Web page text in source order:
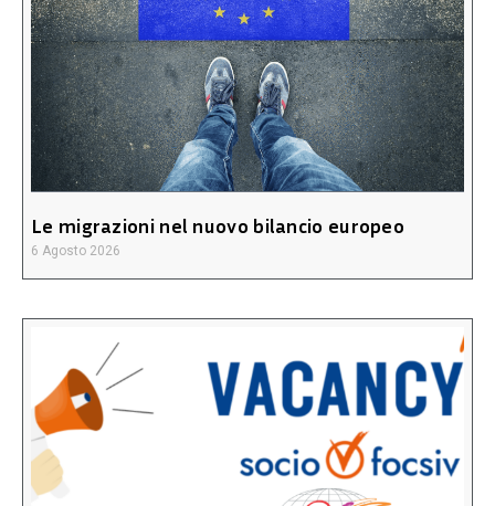
Le migrazioni nel nuovo bilancio europeo
6 Agosto 2026